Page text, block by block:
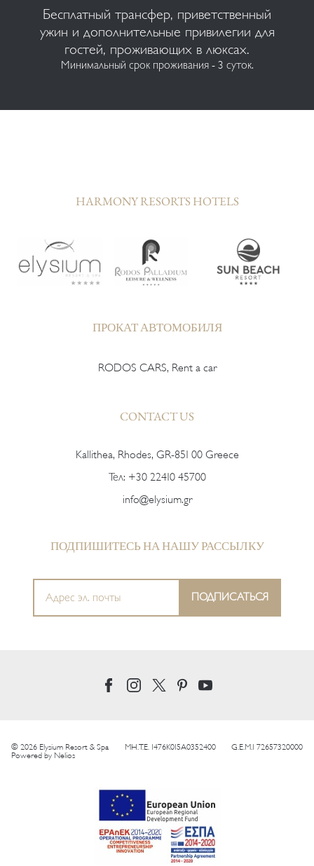
Бесплатный трансфер, приветственный
ужин и дополнительные привилегии для
гостей, проживающих в люксах.
Минимальный срок проживания - 3 суток.
HARMONY RESORTS HOTELS
ПРОКАТ АВТОМОБИЛЯ
RODOS CARS, Rent a car
CONTACT US
Kallithea, Rhodes, GR-851 00 Greece
Тел: +30 22410 45700
info@elysium.gr
ПОДПИШИТЕСЬ НА НАШУ РАССЫЛКУ
© 2026 Elysium Resort & Spa MH.T.E. 1476K015A0352400
G.E.M.I 72657320000
Powered by Nelios